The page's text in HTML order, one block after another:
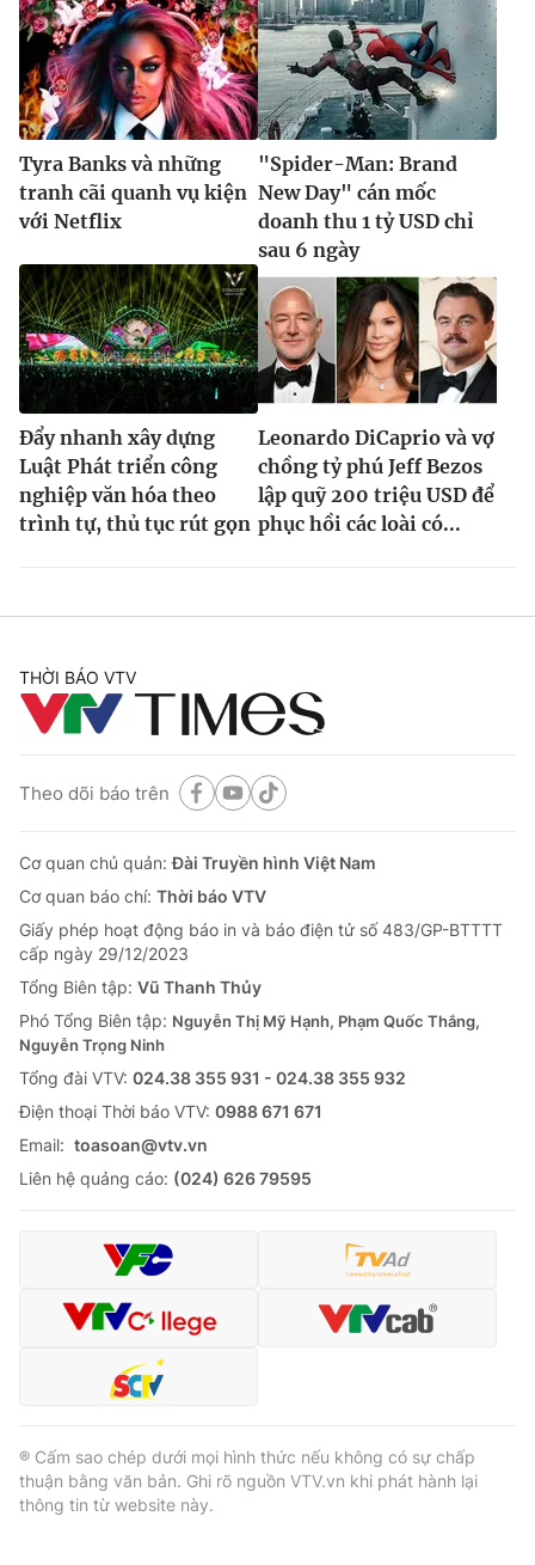
Tyra Banks và những
tranh cãi quanh vụ kiện
với Netflix
"Spider-Man: Brand
New Day" cán mốc
doanh thu 1 tỷ USD chỉ
sau 6 ngày
Đẩy nhanh xây dựng
Luật Phát triển công
nghiệp văn hóa theo
trình tự, thủ tục rút gọn
Leonardo DiCaprio và vợ
chồng tỷ phú Jeff Bezos
lập quỹ 200 triệu USD để
phục hồi các loài có...
THỜI BÁO VTV
Theo dõi báo trên
Cơ quan chủ quản:Đài Truyền hình Việt Nam
Cơ quan báo chí: Thời báo VTV
Giấy phép hoạt động báo in và báo điện tử số 483/GP-BTTTT
cấp ngày 29/12/2023
Tổng Biên tập: Vũ Thanh Thủy
Phó Tổng Biên tập: Nguyễn Thị Mỹ Hạnh, Phạm Quốc Thắng,
Nguyễn Trọng Ninh
Tổng đài VTV: 024.38 355 931 - 024.38 355 932
Ðiện thoại Thời báo VTV: 0988 671 671
Email: toasoan@vtv.vn
Liên hệ quảng cáo: (024) 626 79595
® Cấm sao chép dưới mọi hình thức nếu không có sự chấp
thuận bằng văn bản. Ghi rõ nguồn VTV.vn khi phát hành lại
thông tin từ website này.